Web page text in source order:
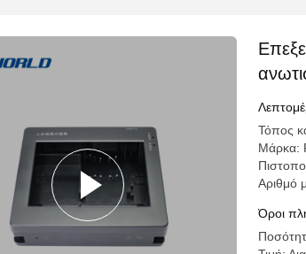
Τόπος
Μάρκα:
Αριθμό
Όροι